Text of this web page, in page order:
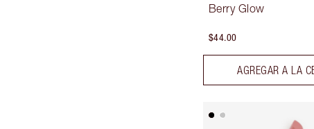
Berry Glow
$44.00
AGREGAR A LA